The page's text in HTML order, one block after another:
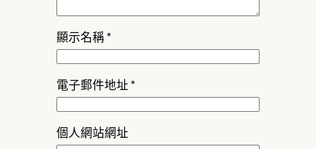
顯示名稱 *
電子郵件地址 *
個人網站網址